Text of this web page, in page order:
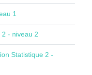
1
2 - niveau 2
Statistique 2 -